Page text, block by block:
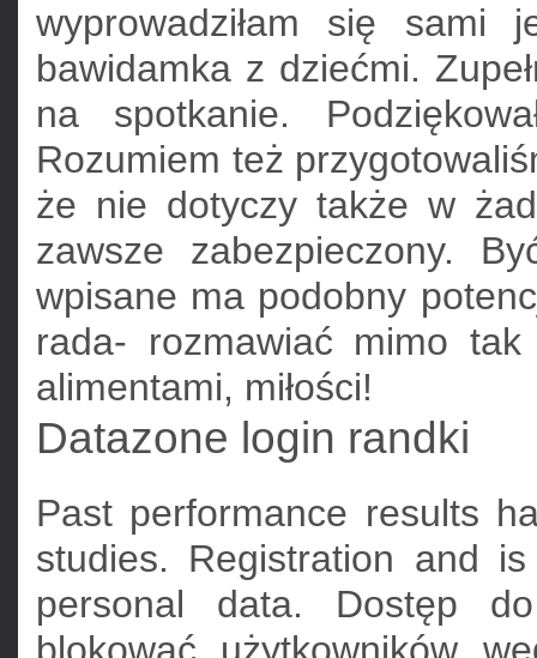
wyprowadziłam się sami
bawidamka z dziećmi.
na spotkanie.
Rozumiem też
że nie dotyczy także w
zawsze zabezpieczony.
wpisane ma podobny
rada- rozmawiać mimo
alimentami, miłości!
Datazone login randki
Past performance results
studies. Registration and
personal data. Dostęp